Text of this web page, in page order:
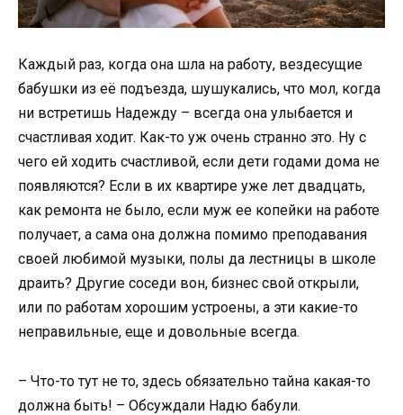
Каждый раз, когда она шла на работу, вездесущие
бабушки из её подъезда, шушукались, что мол, когда
ни встретишь Надежду – всегда она улыбается и
счастливая ходит. Как-то уж очень странно это. Ну с
чего ей ходить счастливой, если дети годами дома не
появляются? Если в их квартире уже лет двадцать,
как ремонта не было, если муж ее копейки на работе
получает, а сама она должна помимо преподавания
своей любимой музыки, полы да лестницы в школе
драить? Другие соседи вон, бизнес свой открыли,
или по работам хорошим устроены, а эти какие-то
неправильные, еще и довольные всегда.
– Что-то тут не то, здесь обязательно тайна какая-то
должна быть! – Обсуждали Надю бабули.